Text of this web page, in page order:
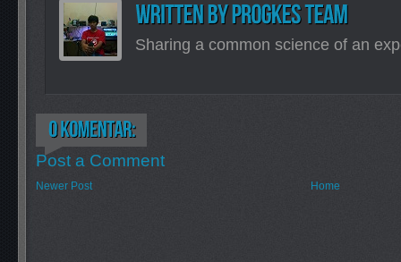
Sharing a common science of an
Post a Comment
Newer Post Home